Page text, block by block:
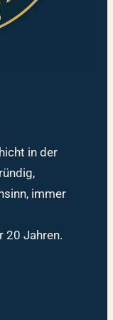
in der
immer
20 Jahren.